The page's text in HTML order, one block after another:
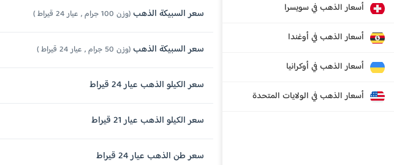
أسعار الذهب في سويسرا
أسعار الذهب في أوغندا
أسعار الذهب في أوكرانيا
أسعار الذهب في الولايات المتحدة
سعر السبيكة الذهب (وزن 100 جرام , عيار 24 قيراط )
سعر السبيكة الذهب (وزن 50 جرام , عيار 24 قيراط )
سعر الكيلو الذهب عيار 24 قيراط
سعر الكيلو الذهب عيار 21 قيراط
سعر طن الذهب عيار 24 قيراط